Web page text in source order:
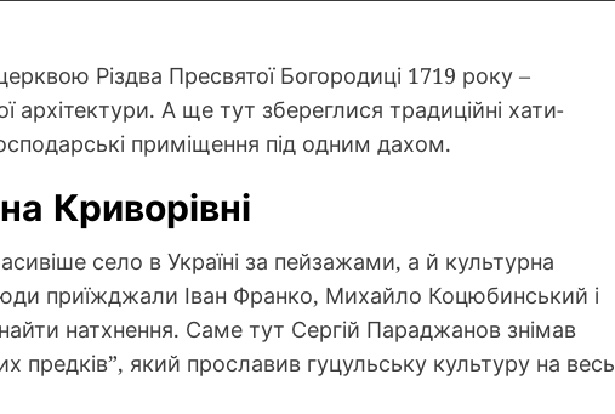
Різдва Пресвятої Богородиці 1719 року –
А ще тут збереглися традиційні хати-
приміщення під одним дахом.
Криворівні
село в Україні за пейзажами, а й культурна
приїжджали Іван Франко, Михайло Коцюбинський і
натхнення. Саме тут Сергій Параджанов знімав
предків”, який прославив гуцульську культуру на весь